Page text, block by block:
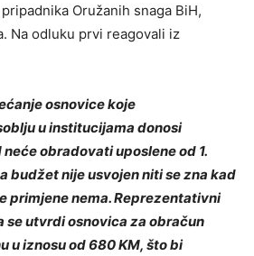
Oružanih snaga BiH,
Na odluku prvi reagovali iz
osnovice koje
u institucijama donosi
obradovati uposlene od 1.
budžet nije usvojen niti se zna kad
primjene nema. Reprezentativni
se utvrdi osnovica za obračun
u iznosu od 680 KM, što bi